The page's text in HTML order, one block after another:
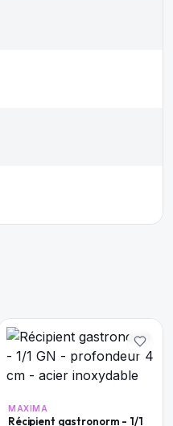
MAXIMA
Récipient gastronorm - 1/1